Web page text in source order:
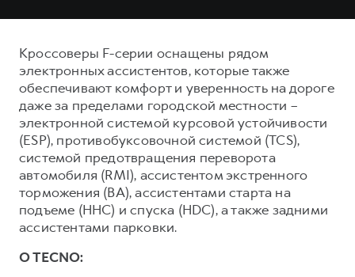
Кроссоверы F-серии оснащены рядом
электронных ассистентов, которые также
обеспечивают комфорт и уверенность на дороге
даже за пределами городской местности –
электронной системой курсовой устойчивости
(ESP), противобуксовочной системой (TCS),
системой предотвращения переворота
автомобиля (RMI), ассистентом экстренного
торможения (ВА), ассистентами старта на
подъеме (ННС) и спуска (HDC), а также задними
ассистентами парковки.
О TECNO: